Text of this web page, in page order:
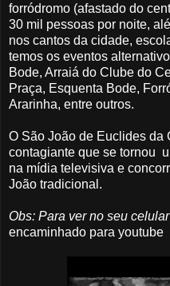
forródromo (afastado do
30 mil pessoas por noite,
nos cantos da cidade,
temos os eventos
Bode, Arraiá do Clube do
Praça, Esquenta Bode,
Ararinha, entre outros.
O São João de Euclides da
contagiante que se tornou
na mídia televisiva e
João tradicional.
Obs: Para ver no seu
encaminhado para youtube